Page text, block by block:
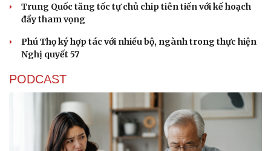
Trung Quốc tăng tốc tự chủ chip tiên tiến với kế hoạch
đầy tham vọng
Phú Thọ ký hợp tác với nhiều bộ, ngành trong thực hiện
Nghị quyết 57
PODCAST